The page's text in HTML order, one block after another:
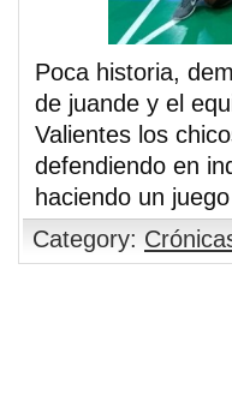
Poca historia,
de juande y el
Valientes los
defendiendo en
haciendo un
Category: